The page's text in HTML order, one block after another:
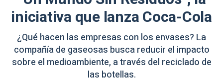
iniciativa que lanza Coca-Cola
¿Qué hacen las empresas con los envases? La
compañía de gaseosas busca reducir el impacto
sobre el medioambiente, a través del reciclado de
las botellas.